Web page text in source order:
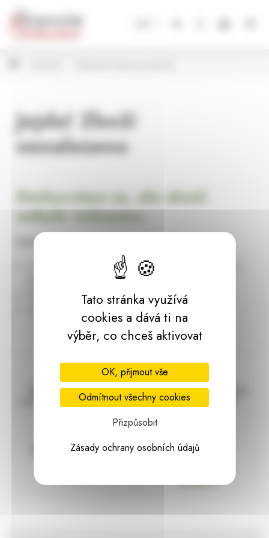
Jejda! Zboží
nenalezeno
Omlouváme se, ale zboží
nebylo nalezeno.
Pokračujte na
Úvodní stránku Dekorace, bytové a zahradní doplňky,
dárky | HARASIM.info
Doprava zdarma
nad 2000 Kč bez DPH
Vše máme skladem
Ihned k odeslání
97% hodnocení Zásilka pod
Panel pro správu cookies
Tato stránka využívá
cookies a dává ti na
výběr, co chceš aktivovat
OK, přijmout vše
Odmítnout všechny cookies
Přizpůsobit
Zásady ochrany osobních údajů